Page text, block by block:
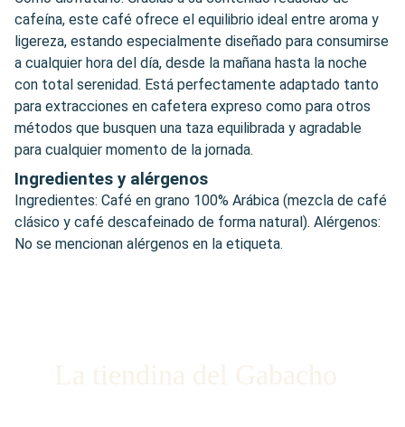
cafeína, este café ofrece el equilibrio ideal entre aroma y
ligereza, estando especialmente diseñado para consumirse
a cualquier hora del día, desde la mañana hasta la noche
con total serenidad. Está perfectamente adaptado tanto
para extracciones en cafetera expreso como para otros
métodos que busquen una taza equilibrada y agradable
para cualquier momento de la jornada.
Ingredientes y alérgenos
Ingredientes: Café en grano 100% Arábica (mezcla de café
clásico y café descafeinado de forma natural). Alérgenos:
No se mencionan alérgenos en la etiqueta.